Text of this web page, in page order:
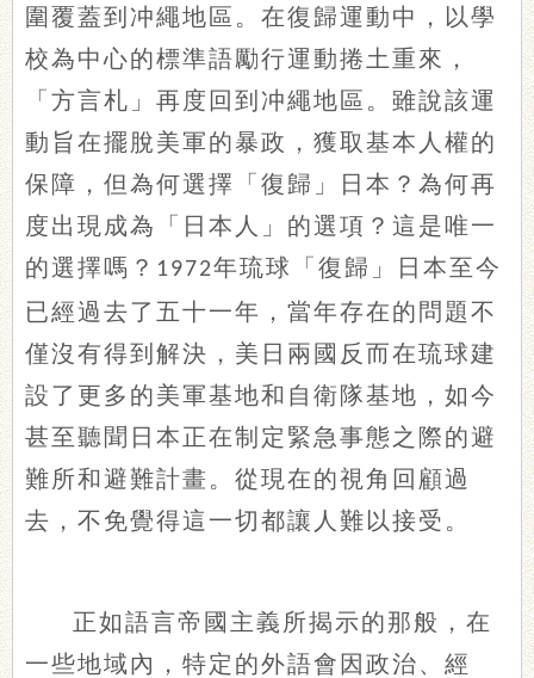
圍覆蓋到冲繩地區。在復歸運動中，以學
校為中心的標準語勵行運動捲土重來，
「方言札」再度回到冲繩地區。雖說該運
動旨在擺脫美軍的暴政，獲取基本人權的
保障，但為何選擇「復歸」日本？為何再
度出現成為「日本人」的選項？這是唯一
的選擇嗎？ 1972年琉球「復歸」日本至今
已經過去了五十一年，當年存在的問題不
僅沒有得到解決，美日兩國反而在琉球建
設了更多的美軍基地和自衛隊基地，如今
甚至聽聞日本正在制定緊急事態之際的避
難所和避難計畫。從現在的視角回顧過
去，不免覺得這一切都讓人難以接受。
正如語言帝國主義所揭示的那般，在
一些地域內，特定的外語會因政治、經